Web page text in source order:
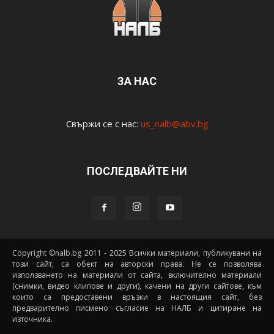
ЗА НАС
Свържи се с нас: us_nalb@abv.bg
ПОСЛЕДВАЙТЕ НИ
Copyright ©nalb.bg 2011 - 2025 Всички материали, публикувани на
този сайт, са обект на авторски права. Не се позволява
използването на материали от сайта, включително материали
(снимки, видео клипове и други), качени на други сайтове, към
които са предоставени връзки в настоящия сайт, без
предварително писмено съгласие на НАЛБ и цитиране на
източника.